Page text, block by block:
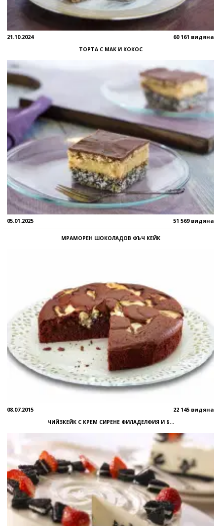
21.10.2024 60 161 видяна
ТОРТА С МАК И КОКОС
05.01.2025 51 569 видяна
МРАМОРЕН ШОКОЛАДОВ ФЪЧ КЕЙК
08.07.2015 22 145 видяна
ЧИЙЗКЕЙК С КРЕМ СИРЕНЕ ФИЛАДЕЛФИЯ И Б...